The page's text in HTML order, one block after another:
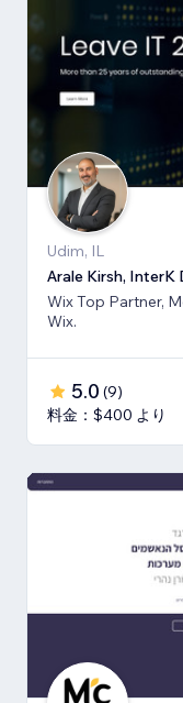
Udim, IL
Arale Kirsh, InterK
Wix Top Partner,
Wix.
5.0 (9)
料金：$400 より